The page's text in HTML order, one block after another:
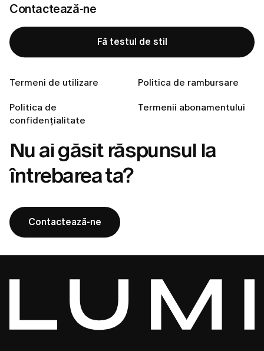
Contactează-ne
Fă testul de stil
Termeni de utilizare Politica de rambursare
Politica de
confidențialitate
Termenii abonamentului
LUMI
Mi-am uitat parola. Ce ar trebui să fac?
Nu ai găsit răspunsul la
întrebarea ta?
Contactează-ne